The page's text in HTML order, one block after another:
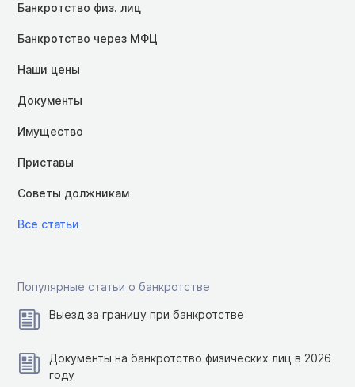
Банкротство физ. лиц
Банкротство через МФЦ
Наши цены
Документы
Имущество
Приставы
Советы должникам
Все статьи
Популярные статьи о банкротстве
Выезд за границу при банкротстве
Документы на банкротство физических лиц в 2026
году